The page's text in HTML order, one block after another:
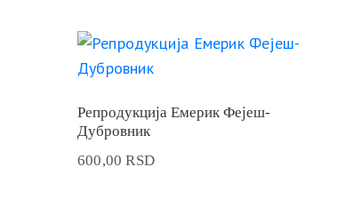
Репродукција Емерик Фејеш-
Дубровник
600,00RSD